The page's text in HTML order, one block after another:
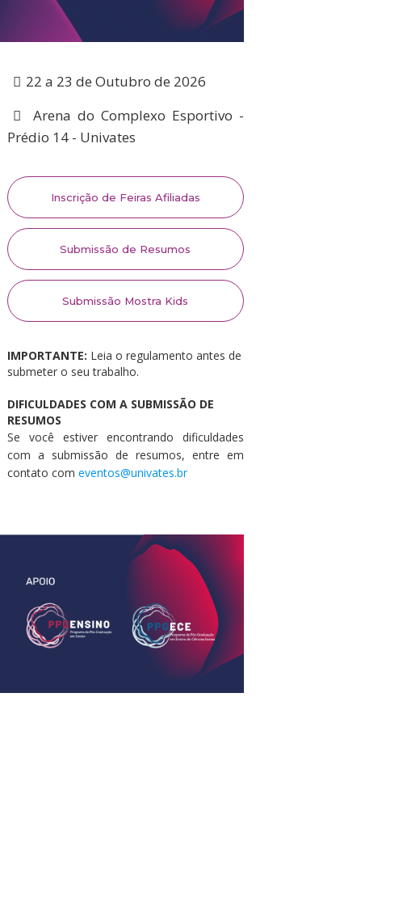
22 a 23 de Outubro de 2026
Arena do Complexo Esportivo -
Prédio 14 - Univates
Inscrição de Feiras Afiliadas
Submissão de Resumos
Submissão Mostra Kids
IMPORTANTE: Leia o regulamento antes de
submeter o seu trabalho.
DIFICULDADES COM A SUBMISSÃO DE
RESUMOS
Se você estiver encontrando dificuldades
com a submissão de resumos, entre em
contato com eventos@univates.br